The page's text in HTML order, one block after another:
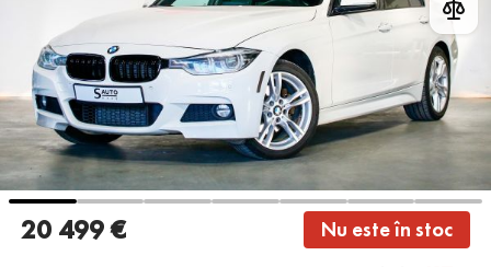
20 499 € Nu este în stoc